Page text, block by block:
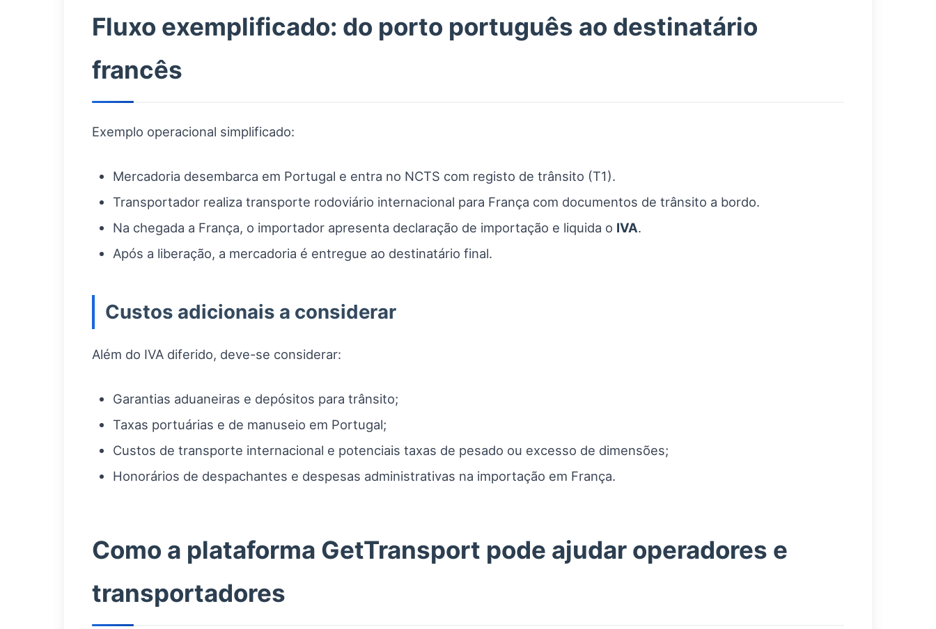
Fluxo exemplificado: do porto português ao destinatário
francês
Exemplo operacional simplificado:
Mercadoria desembarca em Portugal e entra no NCTS com registo de trânsito (T1).
Transportador realiza transporte rodoviário internacional para França com documentos de trânsito a bordo.
Na chegada a França, o importador apresenta declaração de importação e liquida o IVA.
Após a liberação, a mercadoria é entregue ao destinatário final.
Custos adicionais a considerar
Além do IVA diferido, deve-se considerar:
Garantias aduaneiras e depósitos para trânsito;
Taxas portuárias e de manuseio em Portugal;
Custos de transporte internacional e potenciais taxas de pesado ou excesso de dimensões;
Honorários de despachantes e despesas administrativas na importação em França.
Como a plataforma GetTransport pode ajudar operadores e
transportadores